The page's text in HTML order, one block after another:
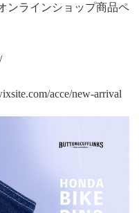
ンラインショップ商品ペ
acce/new-arrival